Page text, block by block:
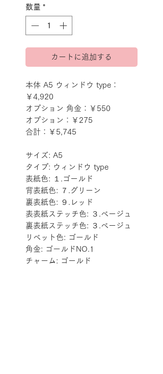
数量 *
カートに追加する
本体 A5 ウィンドウ type：
￥4,920
オプション 角金：￥550
オプション：￥275
合計：￥5,745
サイズ: A5
タイプ: ウィンドウ type
表紙色: １.ゴールド
背表紙色: ７.グリーン
裏表紙色: ９.レッド
表表紙ステッチ色: ３.ベージュ
裏表紙ステッチ色: ３.ベージュ
リベット色: ゴールド
角金: ゴールドNO.1
チャーム: ゴールド